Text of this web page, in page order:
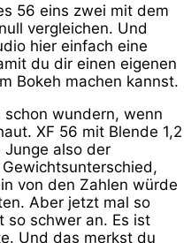
56 eins zwei mit dem
vergleichen. Und
hier einfach eine
du dir einen eigenen
Bokeh machen kannst.
schon wundern, wenn
XF 56 mit Blende 1,2
Junge also der
von den Zahlen würde
Aber jetzt mal so
so schwer an. Es ist
Und das merkst du